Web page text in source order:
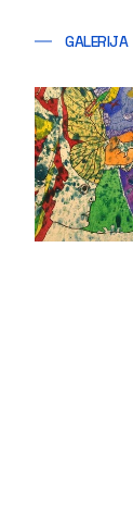
GALERIJA